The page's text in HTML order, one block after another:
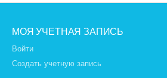
МОЯ УЧЕТНАЯ ЗАПИСЬ
Войти
Создать учетную запись